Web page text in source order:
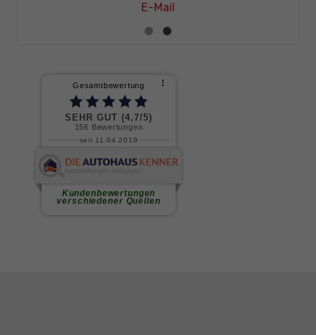
E-Mail